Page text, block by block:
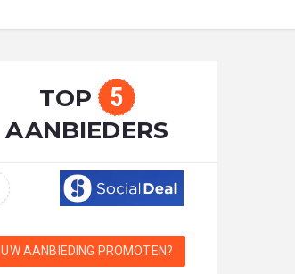
TOP 5
AANBIEDERS
UW AANBIEDING PROMOTEN?